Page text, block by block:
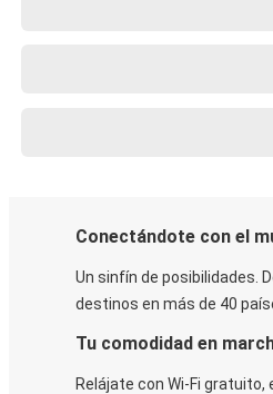
Conectándote con el
Un sinfín de posibilidades.
destinos en más de 40
Tu comodidad en
Relájate con Wi-Fi